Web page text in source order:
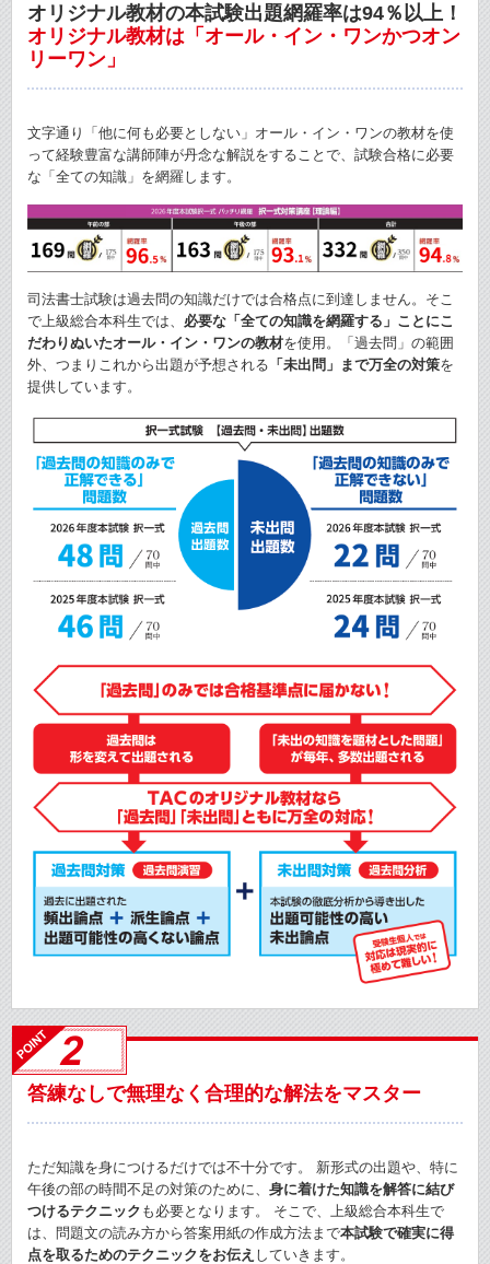
オリジナル教材の本試験出題網羅率は94％以上！
オリジナル教材は「オール・イン・ワンかつオン
リーワン」
文字通り「他に何も必要としない」オール・イン・ワンの教材を使
って経験豊富な講師陣が丹念な解説をすることで、試験合格に必要
な「全ての知識」を網羅します。
司法書士試験は過去問の知識だけでは合格点に到達しません。そこ
で上級総合本科生では、 必要な「全ての知識を網羅する」ことにこ
だわりぬいたオール・イン・ワンの教材を使用。「過去問」の範囲
外、つまりこれから出題が予想される 「未出問」まで万全の対策を
提供しています。
答練なしで無理なく合理的な解法をマスター
ただ知識を身につけるだけでは不十分です。 新形式の出題や、特に
午後の部の時間不足の対策のために、 身に着けた知識を解答に結び
つけるテクニック も必要となります。 そこで、上級総合本科生で
は、問題文の読み方から答案用紙の作成方法まで本試験で確実に得
点を取るためのテクニックをお伝え していきます。